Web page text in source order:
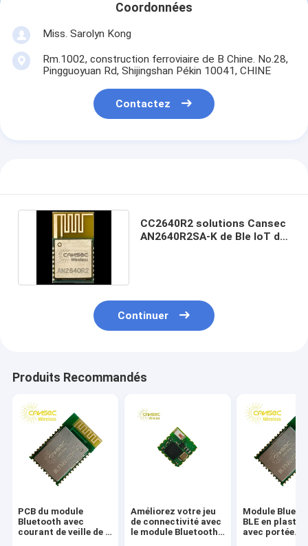
Coordonnées
Miss. Sarolyn Kong
Rm.1002, construction ferroviaire de B Chine. No.28,
Pingguoyuan Rd, Shijingshan Pékin 10041, CHINE
Contactez
CC2640R2 solutions Cansec
AN2640R2SA-K de Ble IoT de
Continuer
Produits Recommandés
PCB du module
Bluetooth avec
courant de veille de 1
Améliorez votre jeu
de connectivité avec
le module Bluetooth
Module
BLE en
avec portée